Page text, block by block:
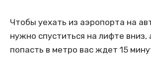
Чтобы уехать из аэропорта на
нужно спуститься на лифте вниз,
попасть в метро вас ждет 15